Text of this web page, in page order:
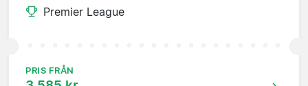
Premier League
PRIS FRÅN